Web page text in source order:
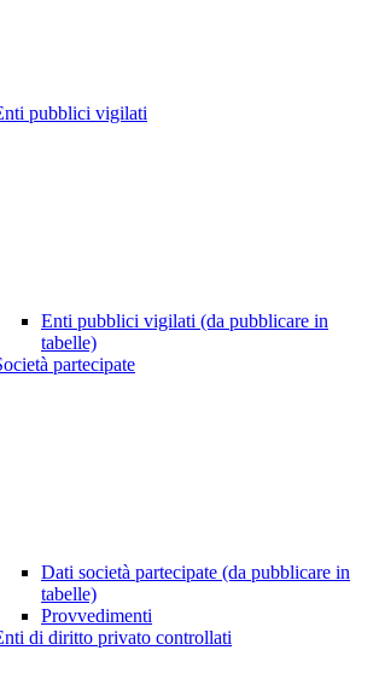
pubblici vigilati
Enti pubblici vigilati (da pubblicare in
tabelle)
partecipate
Dati società partecipate (da pubblicare in
tabelle)
Provvedimenti
di diritto privato controllati